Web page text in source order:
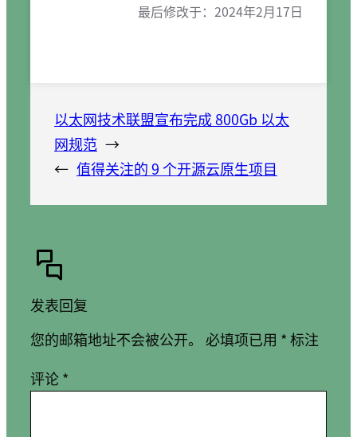
最后修改于： 2024年2月17日
以太网技术联盟宣布完成 800Gb 以太
网规范 →
← 值得关注的 9 个开源云原生项目
发表回复
您的邮箱地址不会被公开。
必填项已用 *标注
评论*